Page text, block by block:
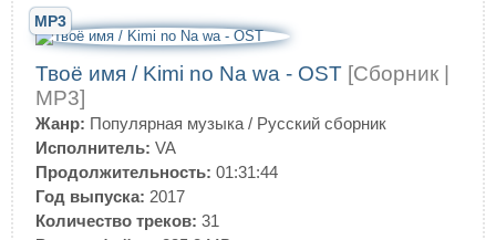
MP3
Твоё имя / Kimi no Na wa - OST [Сборник |
MP3]
Жанр: Популярная музыка / Русский сборник
Исполнитель: VA
Продолжительность: 01:31:44
Год выпуска: 2017
Количество треков: 31